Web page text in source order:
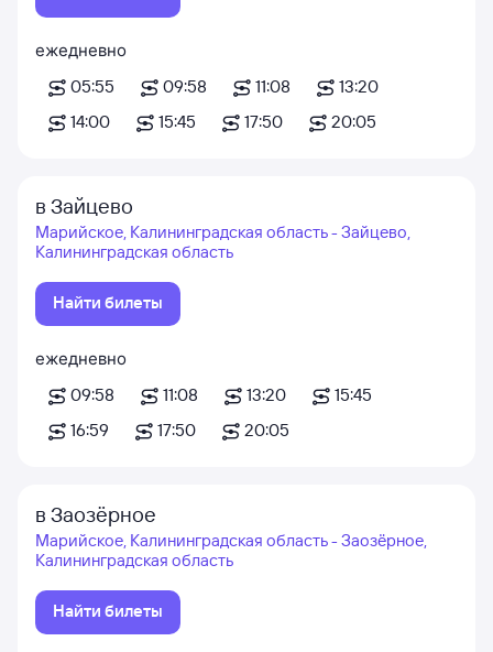
ежедневно
05:55
09:58 11:08
13:20
14:00
15:45 17:50 20:05
в Зайцево
Марийское, Калининградская область - Зайцево,
Калининградская область
Найти билеты
ежедневно
09:58
11:08 13:20
15:45
16:59
17:50 20:05
в Заозёрное
Марийское, Калининградская область - Заозёрное,
Калининградская область
Найти билеты